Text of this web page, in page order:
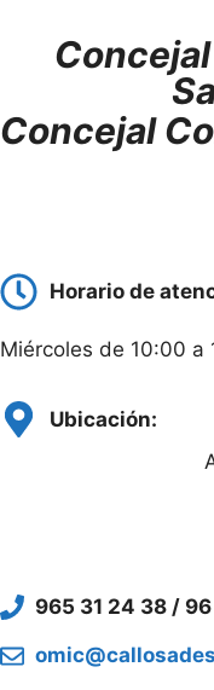
Concejal
Horario de
Miércoles de 10:00 a
Ubicación:
965 31 24 38 /